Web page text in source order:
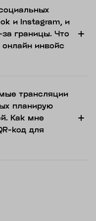
и Instagram, и
границы. Что
инвойс
трансляции
планирую
Как мне
код для